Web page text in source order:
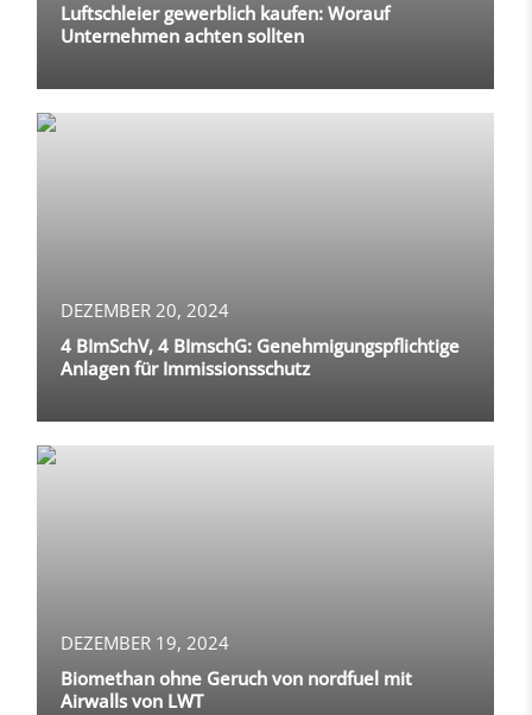
Luftschleier gewerblich kaufen: Worauf
Unternehmen achten sollten
DEZEMBER 20, 2024
4 BImSchV, 4 BImschG: Genehmigungspflichtige
Anlagen für Immissionsschutz
DEZEMBER 19, 2024
Biomethan ohne Geruch von nordfuel mit
Airwalls von LWT